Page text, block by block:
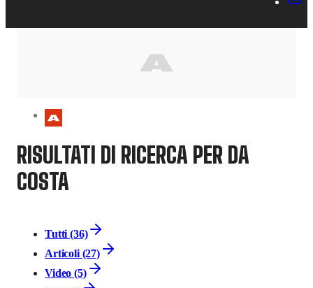
RISULTATI DI RICERCA PER DA
COSTA
Tutti (36)
Articoli (27)
Video (5)